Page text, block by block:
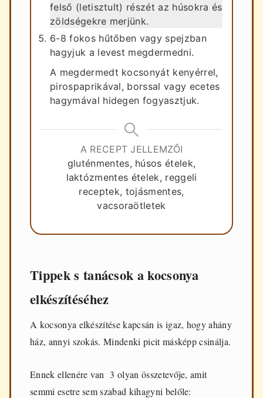
felső (letisztult) részét az húsokra és
zöldségekre merjünk.
6-8 fokos hűtőben vagy spejzban
hagyjuk a levest megdermedni.
A megdermedt kocsonyát kenyérrel,
pirospaprikával, borssal vagy ecetes
hagymával hidegen fogyasztjuk.
A RECEPT JELLEMZŐI
gluténmentes, húsos ételek,
laktózmentes ételek, reggeli
receptek, tojásmentes,
vacsoraötletek
Tippek s tanácsok a kocsonya
elkészítéséhez
A kocsonya elkészítése kapcsán is igaz, hogy ahány
ház, annyi szokás. Mindenki picit másképp csinálja.
Ennek ellenére van 3 olyan összetevője, amit
semmi esetre sem szabad kihagyni belőle: